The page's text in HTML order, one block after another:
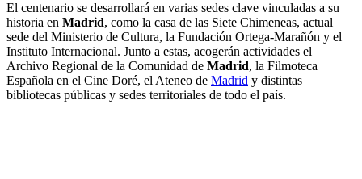
El centenario se desarrollará en varias sedes clave vinculadas a su
historia en Madrid, como la casa de las Siete Chimeneas, actual
sede del Ministerio de Cultura, la Fundación Ortega-Marañón y el
Instituto Internacional. Junto a estas, acogerán actividades el
Archivo Regional de la Comunidad de Madrid, la Filmoteca
Española en el Cine Doré, el Ateneo de Madrid y distintas
bibliotecas públicas y sedes territoriales de todo el país.